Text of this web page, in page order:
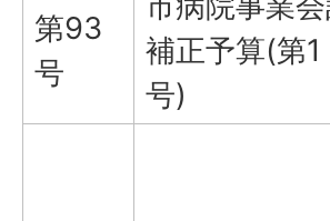
第93
号
補正予算(第1
号)